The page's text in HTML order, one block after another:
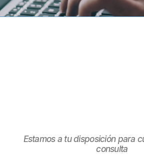
Estamos a tu disposición para
consulta